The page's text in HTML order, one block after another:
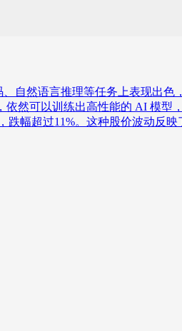
然语言推理等任务上表现出色
然可以训练出高性能的 AI 模
幅超过11%。这种股价波动反